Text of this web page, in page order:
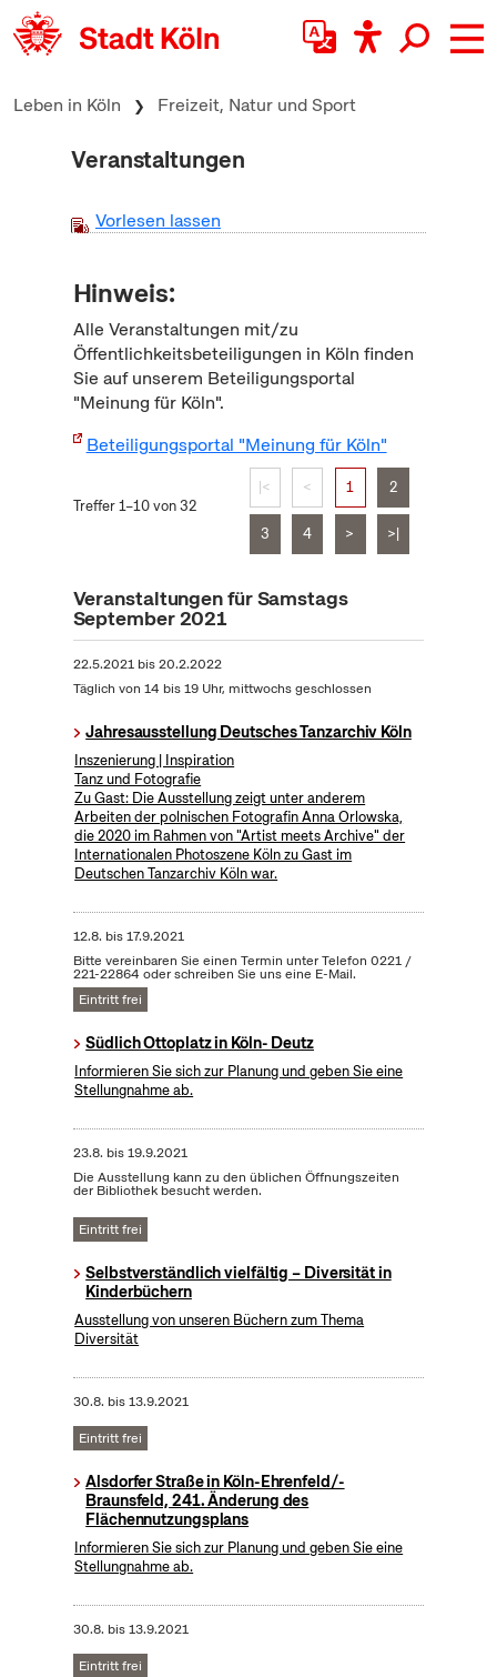
zum Inhalt springen
Leben in Köln Freizeit, Natur und Sport
Veranstaltungen
Vorlesen lassen
Hinweis:
Alle Veranstaltungen mit/zu
Öffentlichkeitsbeteiligungen in Köln finden
Sie auf unserem Beteiligungsportal
"Meinung für Köln".
Beteiligungsportal "Meinung für Köln"
Treffer 1–10 von 32
|< < 1 2
3 4 > >|
Veranstaltungen für Samstags
September 2021
22.5.2021bis20.2.2022
Täglich von 14 bis 19 Uhr, mittwochs geschlossen
Jahresausstellung Deutsches Tanzarchiv Köln
Inszenierung | Inspiration
Tanz und Fotografie
Zu Gast: Die Ausstellung zeigt unter anderem
Arbeiten der polnischen Fotografin Anna Orlowska,
die 2020 im Rahmen von "Artist meets Archive" der
Internationalen Photoszene Köln zu Gast im
Deutschen Tanzarchiv Köln war.
12.8. bis17.9.2021
Bitte vereinbaren Sie einen Termin unter Telefon 0221 /
221-22864 oder schreiben Sie uns eine E-Mail.
Eintritt frei
Südlich Ottoplatz in Köln- Deutz
Informieren Sie sich zur Planung und geben Sie eine
Stellungnahme ab.
23.8. bis19.9.2021
Die Ausstellung kann zu den üblichen Öffnungszeiten
der Bibliothek besucht werden.
Eintritt frei
Selbstverständlich vielfältig – Diversität in
Kinderbüchern
Ausstellung von unseren Büchern zum Thema
Diversität
30.8. bis13.9.2021
Eintritt frei
Alsdorfer Straße in Köln-Ehrenfeld/-
Braunsfeld, 241. Änderung des
Flächennutzungsplans
Informieren Sie sich zur Planung und geben Sie eine
Stellungnahme ab.
30.8. bis13.9.2021
Eintritt frei